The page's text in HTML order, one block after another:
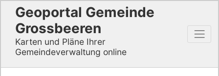
Geoportal Gemeinde
Grossbeeren
Karten und Pläne Ihrer
Gemeindeverwaltung online